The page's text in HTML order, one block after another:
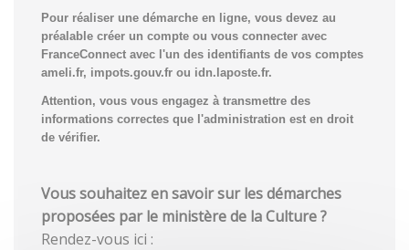
Pour réaliser une démarche en ligne, vous devez au
préalable créer un compte ou vous connecter avec
FranceConnect avec l'un des identifiants de vos comptes
ameli.fr, impots.gouv.fr ou idn.laposte.fr.
Attention, vous vous engagez à transmettre des
informations correctes que l'administration est en droit
de vérifier.
Vous souhaitez en savoir sur les démarches
proposées par le ministère de la Culture ?
Rendez-vous ici :